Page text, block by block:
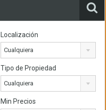
Localización
Cualquiera
Tipo de Propiedad
Cualquiera
Min Precios